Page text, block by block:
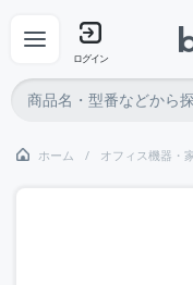
ログイン
ホーム オフィス機器・